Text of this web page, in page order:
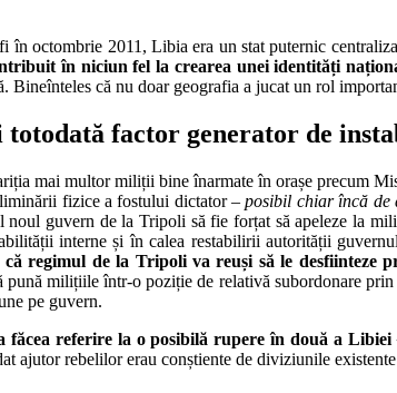
octombrie 2011, Libia era un stat puternic
în niciun fel la crearea unei identități
Bineînteles că nu doar geografia a jucat un rol
factor generator de
mai multor miliții bine înarmate în orașe precum
fizice a fostului dictator– posibil chiar încă de
guvern de la Tripoli să fie forțat să apeleze la
interne și în calea restabilirii autorității
regimul de la Tripoli va reuși să le desfiinteze
pună milițiile într-o poziție de relativă subordonare
pe guvern.
referire la o posibilă rupere în două a Libiei
ajutor rebelilor erau conștiente de diviziunile